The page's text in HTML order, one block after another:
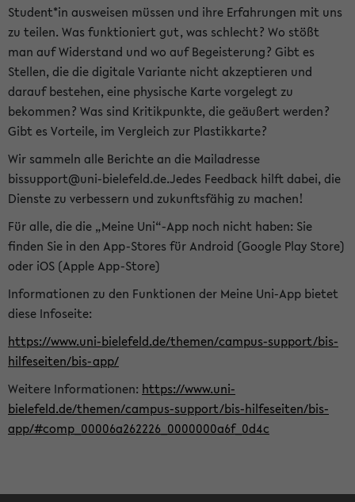
Student*in ausweisen müssen und ihre Erfahrungen mit uns
zu teilen. Was funktioniert gut, was schlecht? Wo stößt
man auf Widerstand und wo auf Begeisterung? Gibt es
Stellen, die die digitale Variante nicht akzeptieren und
darauf bestehen, eine physische Karte vorgelegt zu
bekommen? Was sind Kritikpunkte, die geäußert werden?
Gibt es Vorteile, im Vergleich zur Plastikkarte?
Wir sammeln alle Berichte an die Mailadresse
bissupport@uni-bielefeld.de.Jedes Feedback hilft dabei, die
Dienste zu verbessern und zukunftsfähig zu machen!
Für alle, die die „Meine Uni“-App noch nicht haben: Sie
finden Sie in den App-Stores für Android (Google Play Store)
oder iOS (Apple App-Store)
Informationen zu den Funktionen der Meine Uni-App bietet
diese Infoseite:
https://www.uni-bielefeld.de/themen/campus-support/bis-
hilfeseiten/bis-app/
Weitere Informationen: https://www.uni-
bielefeld.de/themen/campus-support/bis-hilfeseiten/bis-
app/#comp_00006a262226_0000000a6f_0d4c